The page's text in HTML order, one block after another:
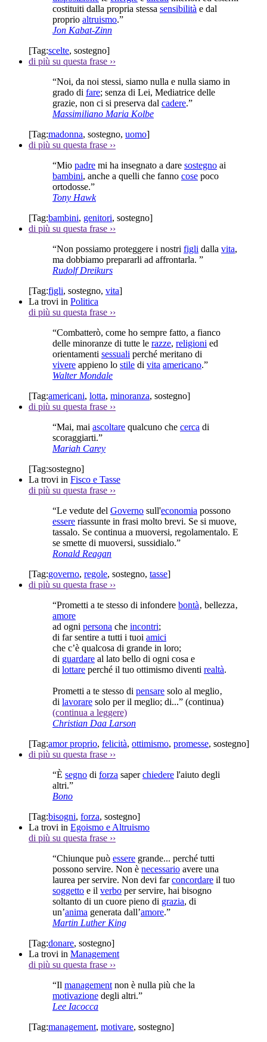
costituiti dalla propria stessa sensibilità e dal
proprio altruismo.”
Jon Kabat-Zinn
[Tag:scelte, sostegno]
di più su questa frase ››
“Noi, da noi stessi, siamo nulla e nulla siamo in
grado di fare; senza di Lei, Mediatrice delle
grazie, non ci si preserva dal cadere.”
Massimiliano Maria Kolbe
[Tag:madonna, sostegno, uomo]
di più su questa frase ››
“Mio padre mi ha insegnato a dare sostegno ai
bambini, anche a quelli che fanno cose poco
ortodosse.”
Tony Hawk
[Tag:bambini, genitori, sostegno]
di più su questa frase ››
“Non possiamo proteggere i nostri figli dalla vita,
ma dobbiamo prepararli ad affrontarla. ”
Rudolf Dreikurs
[Tag:figli, sostegno, vita]
La trovi in Politica
di più su questa frase ››
“Combatterò, come ho sempre fatto, a fianco
delle minoranze di tutte le razze, religioni ed
orientamenti sessuali perché meritano di
vivere appieno lo stile di vita americano.”
Walter Mondale
[Tag:americani, lotta, minoranza, sostegno]
di più su questa frase ››
“Mai, mai ascoltare qualcuno che cerca di
scoraggiarti.”
Mariah Carey
[Tag:sostegno]
La trovi in Fisco e Tasse
di più su questa frase ››
“Le vedute del Governo sull'economia possono
essere riassunte in frasi molto brevi. Se si muove,
tassalo. Se continua a muoversi, regolamentalo. E
se smette di muoversi, sussidialo.”
Ronald Reagan
[Tag:governo, regole, sostegno, tasse]
di più su questa frase ››
“Prometti a te stesso di infondere bontà‚ bellezza‚
amore
ad ogni persona che incontri;
di far sentire a tutti i tuoi amici
che c’è qualcosa di grande in loro;
di guardare al lato bello di ogni cosa e
di lottare perché il tuo ottimismo diventi realtà.
Prometti a te stesso di pensare solo al meglio‚
di lavorare solo per il meglio; di...” (continua)
(continua a leggere)
Christian Daa Larson
[Tag:amor proprio, felicità, ottimismo, promesse, sostegno]
di più su questa frase ››
“È segno di forza saperchiedere l'aiuto degli
altri.”
Bono
[Tag:bisogni, forza, sostegno]
La trovi in Egoismo e Altruismo
di più su questa frase ››
“Chiunque può essere grande... perché tutti
possono servire. Non è necessario avere una
laurea per servire. Non devi farconcordare il tuo
soggetto e il verbo per servire, hai bisogno
soltanto di un cuore pieno di grazia, di
un’anima generata dall’amore.”
Martin Luther King
[Tag:donare, sostegno]
La trovi in Management
di più su questa frase ››
“Il management non è nulla più che la
motivazione degli altri.”
Lee Iacocca
[Tag:management, motivare, sostegno]